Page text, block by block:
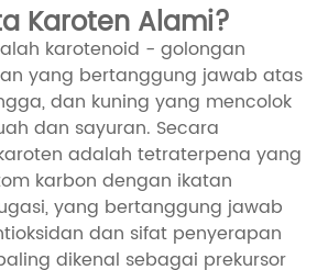
Karoten Alami?
karotenoid - golongan
yang bertanggung jawab atas
dan kuning yang mencolok
dan sayuran. Secara
adalah tetraterpena yang
karbon dengan ikatan
yang bertanggung jawab
dan sifat penyerapan
dikenal sebagai prekursor